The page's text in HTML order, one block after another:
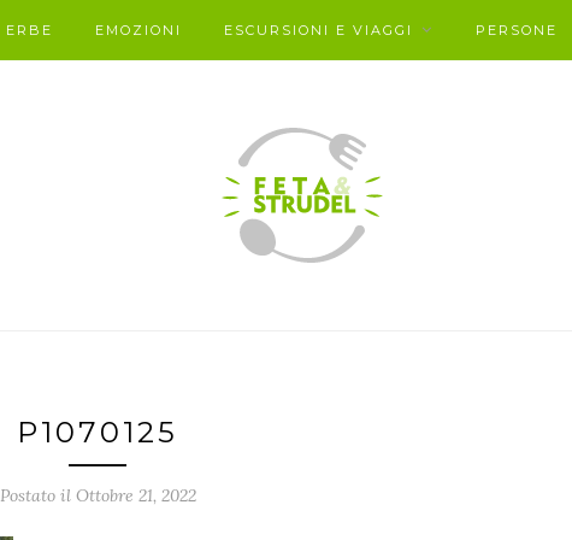
ERBE EMOZIONI ESCURSIONI E VIAGGI PERSONE
P1070125
Postato il Ottobre 21, 2022